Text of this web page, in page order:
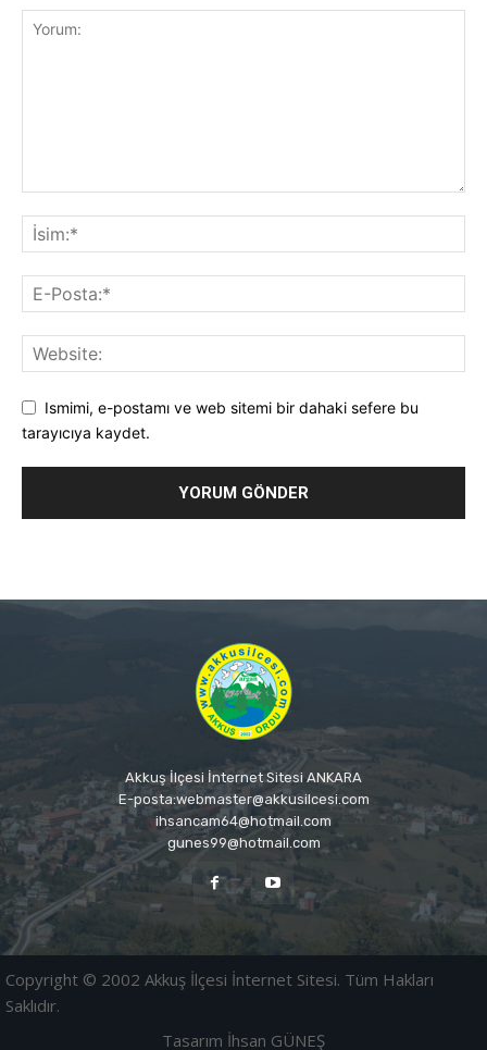
Ismimi, e-postamı ve web sitemi bir dahaki sefere bu
tarayıcıya kaydet.
Akkuş İlçesi İnternet Sitesi ANKARA
E-posta:webmaster@akkusilcesi.com
ihsancam64@hotmail.com
gunes99@hotmail.com
Copyright © 2002 Akkuş İlçesi İnternet Sitesi. Tüm Hakları
Saklıdır.
Tasarım İhsan GÜNEŞ